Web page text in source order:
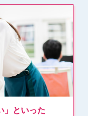
」といった